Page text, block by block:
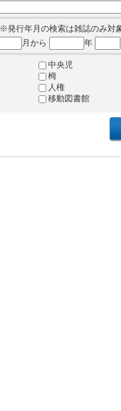
※発行年月の検索は雑誌のみ対
月から 年
中央児
栂
人権
移動図書館